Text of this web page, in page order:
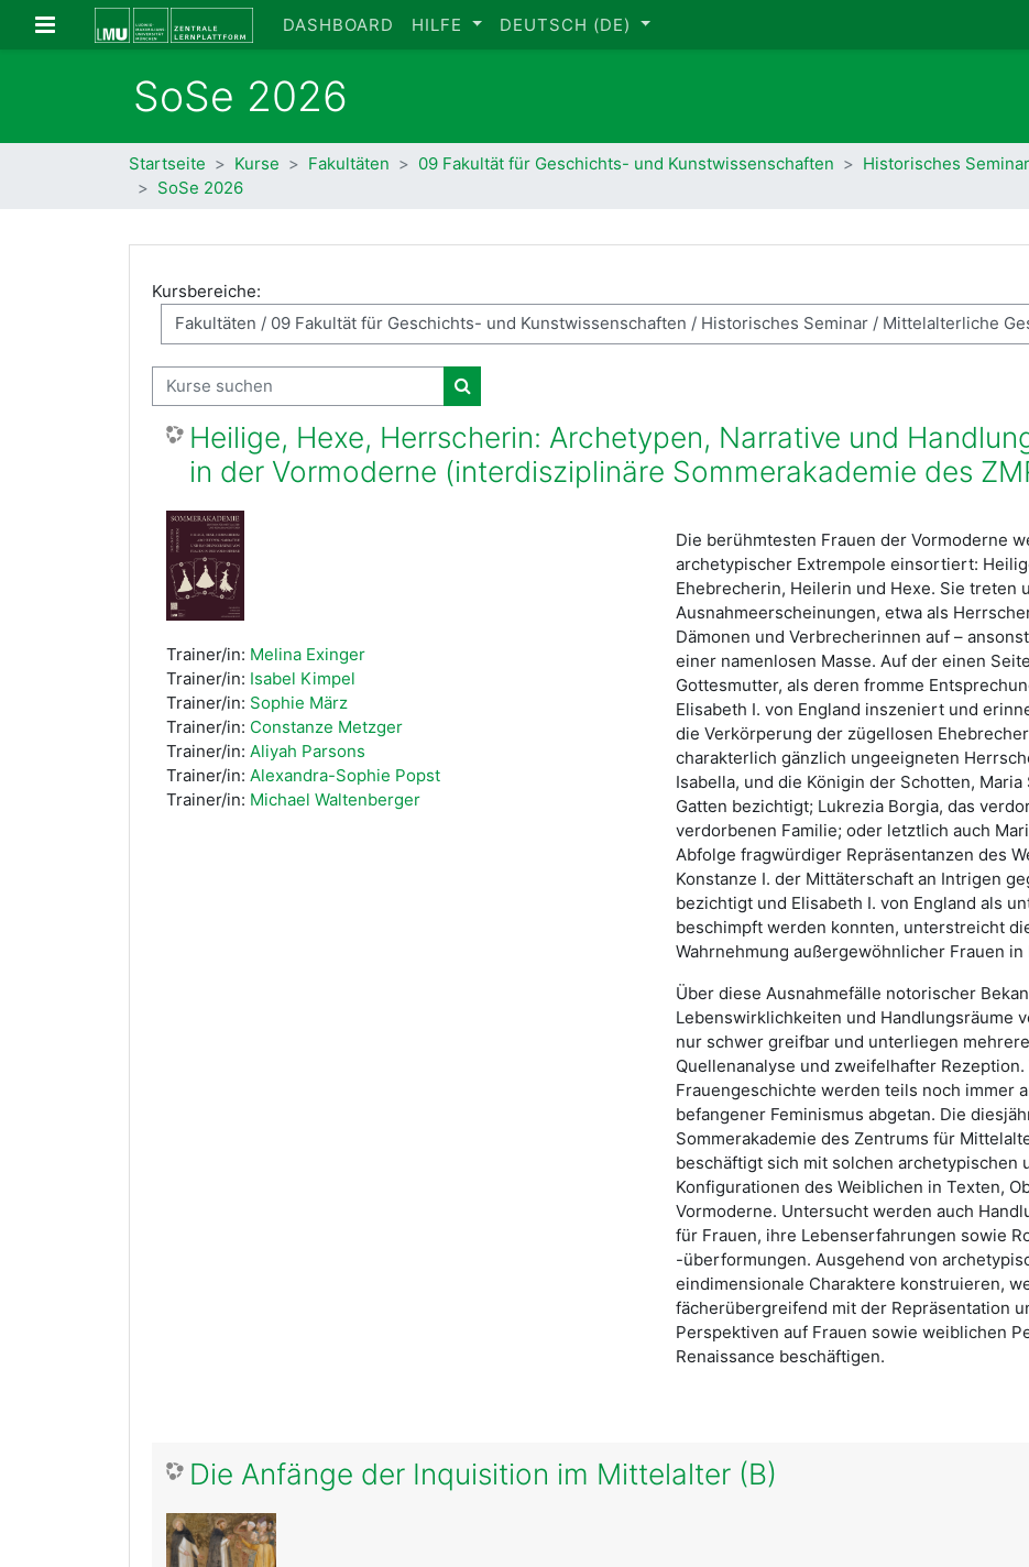
Zum Hauptinhalt
Website-Übersicht DASHBOARD HILFE DEUTSCH ‎(DE)‎
SoSe 2026
Startseite Kurse Fakultäten 09 Fakultät für Geschichts- und Kunstwissenschaften Historisches Seminar
SoSe 2026
Kursbereiche:
Kurse suchen
Kurse suchen
Heilige, Hexe, Herrscherin: Archetypen, Narrative und
in der Vormoderne (interdisziplinäre Sommerakademie des
Die berühmtesten Frauen der Vormoderne
archetypischer Extrempole einsortiert:
Ehebrecherin, Heilerin und Hexe. Sie treten
Ausnahmeerscheinungen, etwa als
Dämonen und Verbrecherinnen auf –
einer namenlosen Masse. Auf der einen
Gottesmutter, als deren fromme
Elisabeth I. von England inszeniert und
die Verkörperung der zügellosen
charakterlich gänzlich ungeeigneten
Isabella, und die Königin der Schotten,
Gatten bezichtigt; Lukrezia Borgia, das
verdorbenen Familie; oder letztlich auch
Abfolge fragwürdiger Repräsentanzen des
Konstanze I. der Mittäterschaft an Intrigen
bezichtigt und Elisabeth I. von England als
beschimpft werden konnten, unterstreicht
Wahrnehmung außergewöhnlicher Frauen
Über diese Ausnahmefälle notorischer
Lebenswirklichkeiten und Handlungsräume
nur schwer greifbar und unterliegen
Quellenanalyse und zweifelhafter
Frauengeschichte werden teils noch immer
befangener Feminismus abgetan. Die
Sommerakademie des Zentrums für
beschäftigt sich mit solchen archetypischen
Konfigurationen des Weiblichen in Texten,
Vormoderne. Untersucht werden auch
für Frauen, ihre Lebenserfahrungen sowie
-überformungen. Ausgehend von
eindimensionale Charaktere konstruieren,
fächerübergreifend mit der Repräsentation
Perspektiven auf Frauen sowie weiblichen
Renaissance beschäftigen.
Trainer/in: Melina Exinger
Trainer/in: Isabel Kimpel
Trainer/in: Sophie März
Trainer/in: Constanze Metzger
Trainer/in: Aliyah Parsons
Trainer/in: Alexandra-Sophie Popst
Trainer/in: Michael Waltenberger
Die Anfänge der Inquisition im Mittelalter (B)